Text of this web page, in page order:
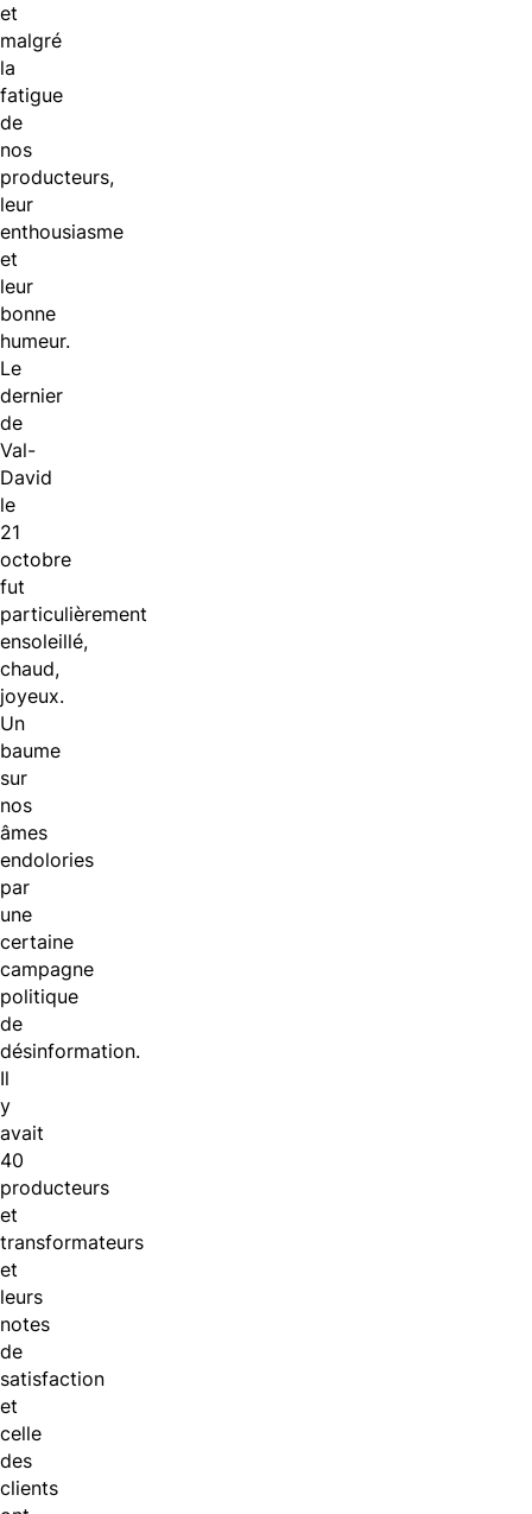
et
malgré
la
fatigue
de
nos
producteurs,
leur
enthousiasme
et
leur
bonne
humeur.
Le
dernier
de
Val-
David
le
21
octobre
fut
particulièrement
ensoleillé,
chaud,
joyeux.
Un
baume
sur
nos
âmes
endolories
par
une
certaine
campagne
politique
de
désinformation.
Il
y
avait
40
producteurs
et
transformateurs
et
leurs
notes
de
satisfaction
et
celle
des
clients